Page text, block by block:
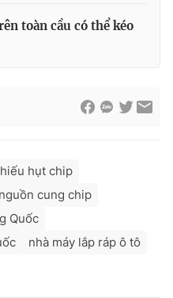
toàn cầu có thể kéo
hụt chip
nguồn cung chip
Quốc
nhà máy lắp ráp ô tô